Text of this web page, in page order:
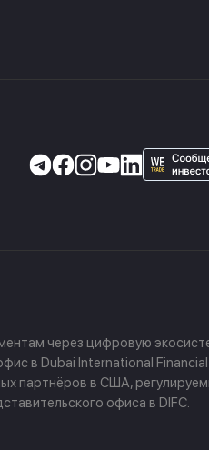
через цифровую
в Dubai International Financial
партнёров в США,
офиса в DIFC.